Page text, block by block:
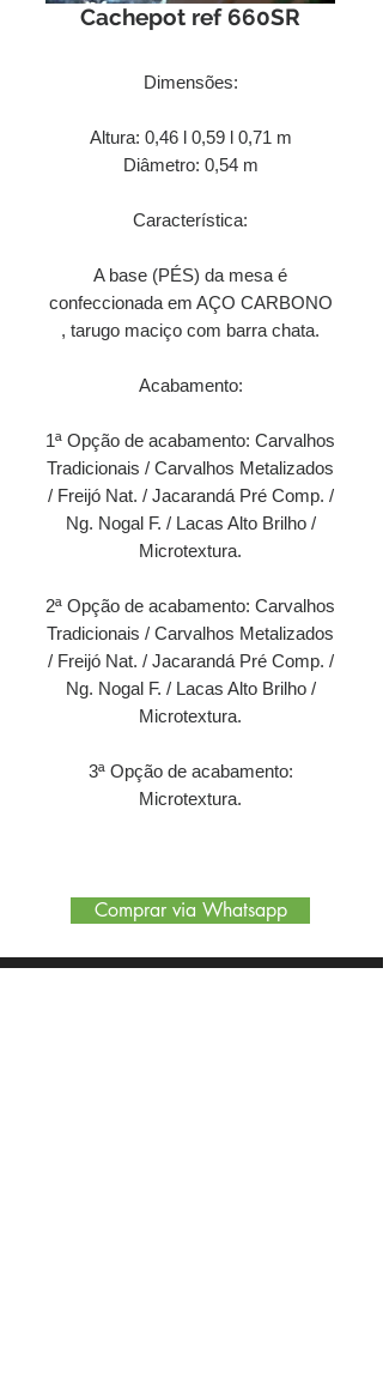
Cachepot ref 660SR
Dimensões:
Altura: 0,46 l 0,59 l 0,71 m
Diâmetro: 0,54 m
Característica:
A base (PÉS) da mesa é
confeccionada em AÇO CARBONO
, tarugo maciço com barra chata.
Acabamento:
1ª Opção de acabamento: Carvalhos
Tradicionais / Carvalhos Metalizados
/ Freijó Nat. / Jacarandá Pré Comp. /
Ng. Nogal F. / Lacas Alto Brilho /
Microtextura.
2ª Opção de acabamento: Carvalhos
Tradicionais / Carvalhos Metalizados
/ Freijó Nat. / Jacarandá Pré Comp. /
Ng. Nogal F. / Lacas Alto Brilho /
Microtextura.
3ª Opção de acabamento:
Microtextura.
Comprar via Whatsapp